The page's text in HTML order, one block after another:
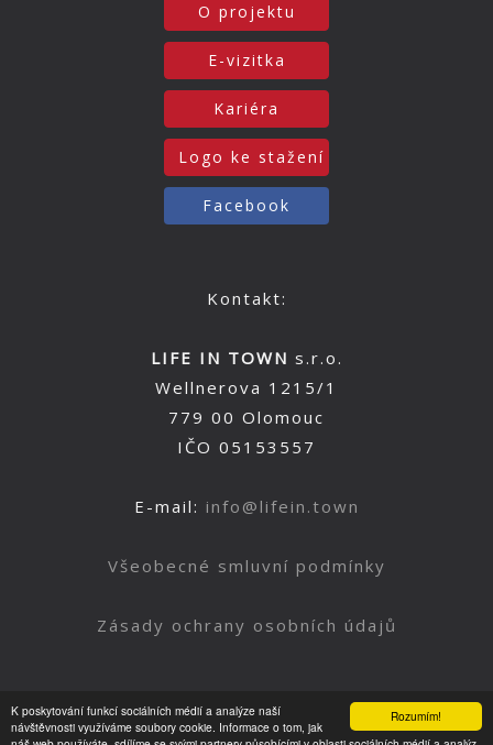
Rozumím!
K poskytování funkcí sociálních médií a analýze naší
návštěvnosti využíváme soubory cookie. Informace o tom, jak
O projektu
E-vizitka
Kariéra
Logo ke stažení
Facebook
Kontakt:
LIFE IN TOWN s.r.o.
Wellnerova 1215/1
779 00 Olomouc
IČO 05153557
E-mail: info@lifein.town
Všeobecné smluvní podmínky
Zásady ochrany osobních údajů
Nahoru